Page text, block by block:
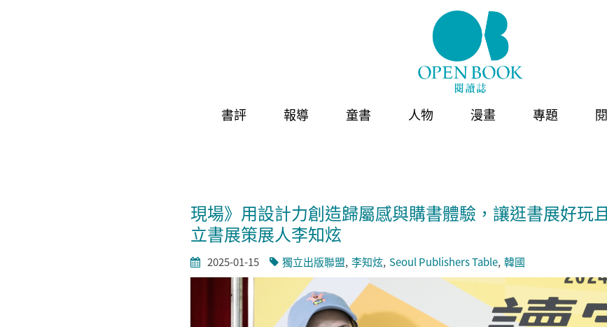
書評 報導 童書 人物 漫畫 專題
現場》用設計力創造歸屬感與購書體驗，讓逛書展好玩
立書展策展人李知炫
2025-01-15 獨立出版聯盟 李知炫 Seoul Publishers Table 韓國